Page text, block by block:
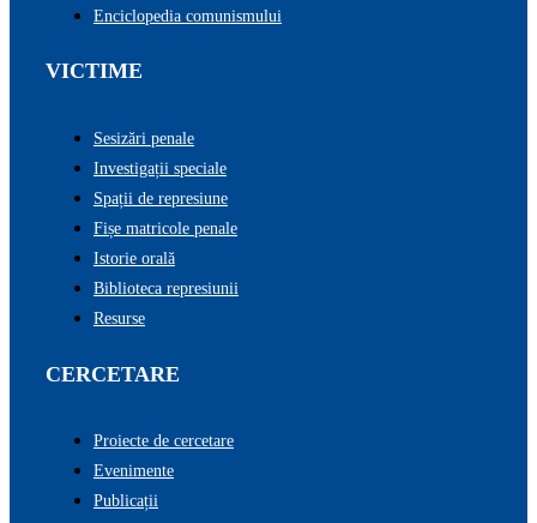
Enciclopedia comunismului
VICTIME
Sesizări penale
Investigații speciale
Spații de represiune
Fișe matricole penale
Istorie orală
Biblioteca represiunii
Resurse
CERCETARE
Proiecte de cercetare
Evenimente
Publicații